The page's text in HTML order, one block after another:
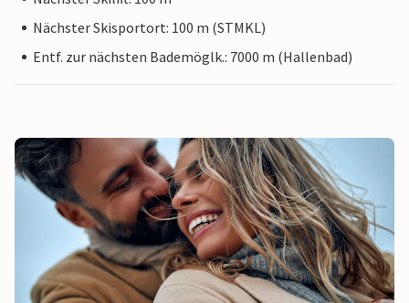
Nächster Skisportort: 100 m (STMKL)
Entf. zur nächsten Bademöglk.: 7000 m (Hallenbad)